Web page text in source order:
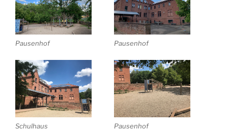
Pausenhof Pausenhof
Schulhaus Pausenhof